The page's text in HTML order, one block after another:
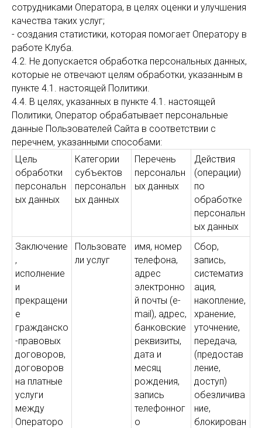
сотрудниками Оператора, в целях оценки и улучшения
качества таких услуг;
- создания статистики, которая помогает Оператору в
работе Клуба.
4.2. Не допускается обработка персональных данных,
которые не отвечают целям обработки, указанным в
пункте 4.1. настоящей Политики.
4.4. В целях, указанных в пункте 4.1. настоящей
Политики, Оператор обрабатывает персональные
данные Пользователей Сайта в соответствии с
перечнем, указанными способами:
Цель
обработки
персональн
ых данных
Категории
субъектов
персональн
ых данных
Перечень
персональн
ых данных
Действия
(операции)
по
обработке
персональн
ых данных
Заключение
,
исполнение
и
прекращени
е
гражданско
-правовых
договоров,
договоров
на платные
услуги
между
Операторо
Пользовате
ли услуг
имя, номер
телефона,
адрес
электронно
й почты (e-
mail), адрес,
банковские
реквизиты,
дата и
месяц
рождения,
запись
телефонног
о
Сбор,
запись,
систематиз
ация,
накопление,
хранение,
уточнение,
передача,
(предостав
ление,
доступ)
обезличива
ние,
блокирован